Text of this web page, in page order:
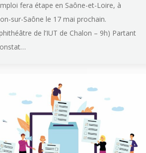
fera étape en Saône-et-Loire, à
sur-Saône le 17 mai prochain.
de l’IUT de Chalon – 9h) Partant